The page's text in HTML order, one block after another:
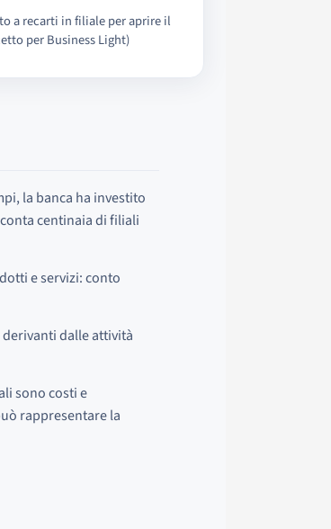
a recarti in filiale per aprire il
per Business Light)
la banca ha investito
centinaia di filiali
e servizi: conto
dalle attività
sono costi e
rappresentare la